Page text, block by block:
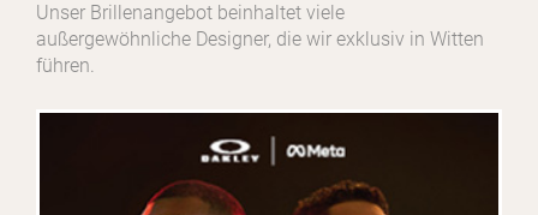
Unser Brillenangebot beinhaltet viele
außergewöhnliche Designer, die wir exklusiv in Witten
führen.